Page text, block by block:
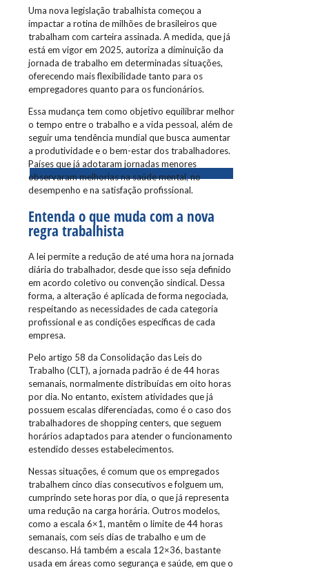
Uma nova legislação trabalhista começou a
impactar a rotina de milhões de brasileiros que
trabalham com carteira assinada. A medida, que já
está em vigor em 2025, autoriza a diminuição da
jornada de trabalho em determinadas situações,
oferecendo mais flexibilidade tanto para os
empregadores quanto para os funcionários.
Essa mudança tem como objetivo equilibrar melhor
o tempo entre o trabalho e a vida pessoal, além de
seguir uma tendência mundial que busca aumentar
a produtividade e o bem-estar dos trabalhadores.
Países que já adotaram jornadas menores
observaram melhorias na saúde mental, no
desempenho e na satisfação profissional.
Entenda o que muda com a nova
regra trabalhista
A lei permite a redução de até uma hora na jornada
diária do trabalhador, desde que isso seja definido
em acordo coletivo ou convenção sindical. Dessa
forma, a alteração é aplicada de forma negociada,
respeitando as necessidades de cada categoria
profissional e as condições específicas de cada
empresa.
Pelo artigo 58 da Consolidação das Leis do
Trabalho (CLT), a jornada padrão é de 44 horas
semanais, normalmente distribuídas em oito horas
por dia. No entanto, existem atividades que já
possuem escalas diferenciadas, como é o caso dos
trabalhadores de shopping centers, que seguem
horários adaptados para atender o funcionamento
estendido desses estabelecimentos.
Nessas situações, é comum que os empregados
trabalhem cinco dias consecutivos e folguem um,
cumprindo sete horas por dia, o que já representa
uma redução na carga horária. Outros modelos,
como a escala 6×1, mantêm o limite de 44 horas
semanais, com seis dias de trabalho e um de
descanso. Há também a escala 12×36, bastante
usada em áreas como segurança e saúde, em que o